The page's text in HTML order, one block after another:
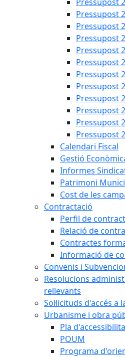
Pressupost
Pressupost
Pressupost
Pressupost
Pressupost
Pressupost
Pressupost
Pressupost
Pressupost
Pressupost
Pressupost
Calendari Fiscal
Gestió
Informes
Patrimoni
Cost de les
Contractació
Perfil de
Relació de
Contractes
Informació de
Convenis i
Resolucions
rellevants
Sol·licituds d'accés
Urbanisme i obra
Pla
POUM
Programa